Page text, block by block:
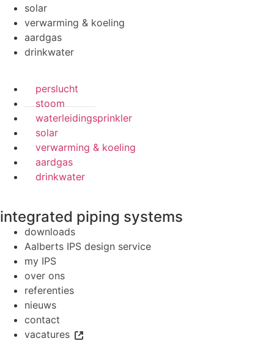
solar
verwarming & koeling
aardgas
drinkwater
perslucht
stoom
waterleidingsprinkler
solar
verwarming & koeling
aardgas
drinkwater
integrated piping systems
downloads
Aalberts IPS design service
my IPS
over ons
referenties
nieuws
contact
vacatures